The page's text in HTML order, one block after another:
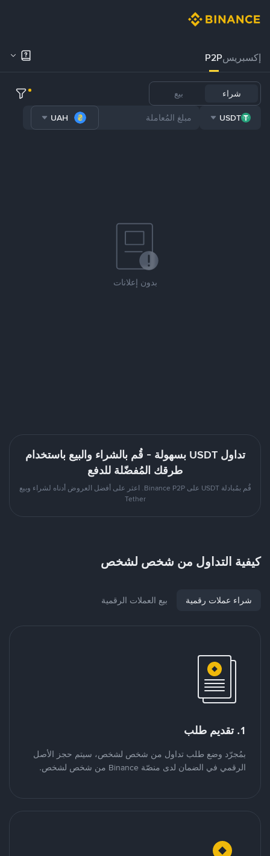
إكسبريسP2P
شراء بيع
USDT
UAH
بدون إعلانات
تداول USDT بسهولة - قُم بالشراء والبيع باستخدام
طرقك المُفضّلة للدفع
قُم بمُبادلة USDT على Binance P2P. اعثر على أفضل العروض أدناه لشراء وبيع
Tether
كيفية التداول من شخص لشخص
شراء عملات رقمية بيع العملات الرقمية
1. تقديم طلب
بمُجرّد وضع طلب تداول من شخص لشخص، سيتم حجز الأصل
الرقمي في الضمان لدى منصّة Binance من شخص لشخص.